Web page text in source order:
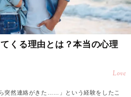
くる理由とは？本当の心理
Love
突然連絡がきた……」という経験をしたこ